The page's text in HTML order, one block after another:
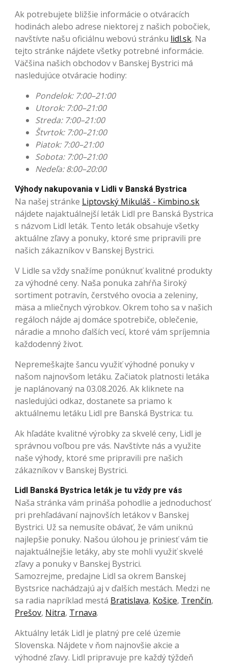
Ak potrebujete bližšie informácie o otváracích
hodinách alebo adrese niektorej z našich pobočiek,
navštívte našu oficiálnu webovú stránku lidl.sk. Na
tejto stránke nájdete všetky potrebné informácie.
Väčšina našich obchodov v Banskej Bystrici má
nasledujúce otváracie hodiny:
Pondelok: 7:00–21:00
Utorok: 7:00–21:00
Streda: 7:00–21:00
Štvrtok: 7:00–21:00
Piatok: 7:00–21:00
Sobota: 7:00–21:00
Nedeľa: 8:00–20:00
Výhody nakupovania v Lidli v Banská Bystrica
Na našej stránke Liptovský Mikuláš - Kimbino.sk
nájdete najaktuálnejší leták Lidl pre Banská Bystrica
s názvom Lidl leták. Tento leták obsahuje všetky
aktuálne zľavy a ponuky, ktoré sme pripravili pre
našich zákazníkov v Banskej Bystrici.
V Lidle sa vždy snažíme ponúknuť kvalitné produkty
za výhodné ceny. Naša ponuka zahŕňa široký
sortiment potravín, čerstvého ovocia a zeleniny,
mäsa a mliečnych výrobkov. Okrem toho sa v našich
regáloch nájde aj domáce spotrebiče, oblečenie,
náradie a mnoho ďalších vecí, ktoré vám spríjemnia
každodenný život.
Nepremeškajte šancu využiť výhodné ponuky v
našom najnovšom letáku. Začiatok platnosti letáka
je naplánovaný na 03.08.2026. Ak kliknete na
nasledujúci odkaz, dostanete sa priamo k
aktuálnemu letáku Lidl pre Banská Bystrica: tu.
Ak hľadáte kvalitné výrobky za skvelé ceny, Lidl je
správnou voľbou pre vás. Navštívte nás a využite
naše výhody, ktoré sme pripravili pre našich
zákazníkov v Banskej Bystrici.
Lidl Banská Bystrica leták je tu vždy pre vás
Naša stránka vám prináša pohodlie a jednoduchosť
pri prehľadávaní najnovších letákov v Banskej
Bystrici. Už sa nemusíte obávať, že vám uniknú
najlepšie ponuky. Našou úlohou je priniesť vám tie
najaktuálnejšie letáky, aby ste mohli využiť skvelé
zľavy a ponuky v Banskej Bystrici.
Samozrejme, predajne Lidl sa okrem Banskej
Bystsrice nachádzajú aj v ďalších mestách. Medzi ne
sa radia napríklad mestá Bratislava, Košice, Trenčín,
Prešov, Nitra, Trnava.
Aktuálny leták Lidl je platný pre celé územie
Slovenska. Nájdete v ňom najnovšie akcie a
výhodné zľavy. Lidl pripravuje pre každý týždeň